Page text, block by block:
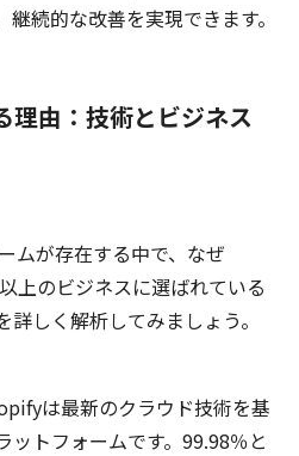
続的な改善を実現できます。
由：技術とビジネス
ムが存在する中で、なぜ
上のビジネスに選ばれている
しく解析してみましょう。
は最新のクラウド技術を基
ットフォームです。99.98％と